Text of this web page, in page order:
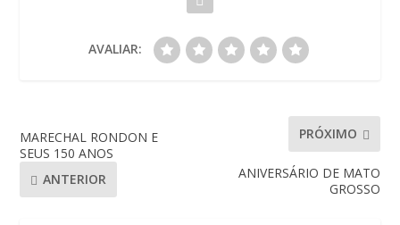
AVALIAR:
MARECHAL RONDON E
SEUS 150 ANOS
ANTERIOR
PRÓXIMO
ANIVERSÁRIO DE MATO
GROSSO